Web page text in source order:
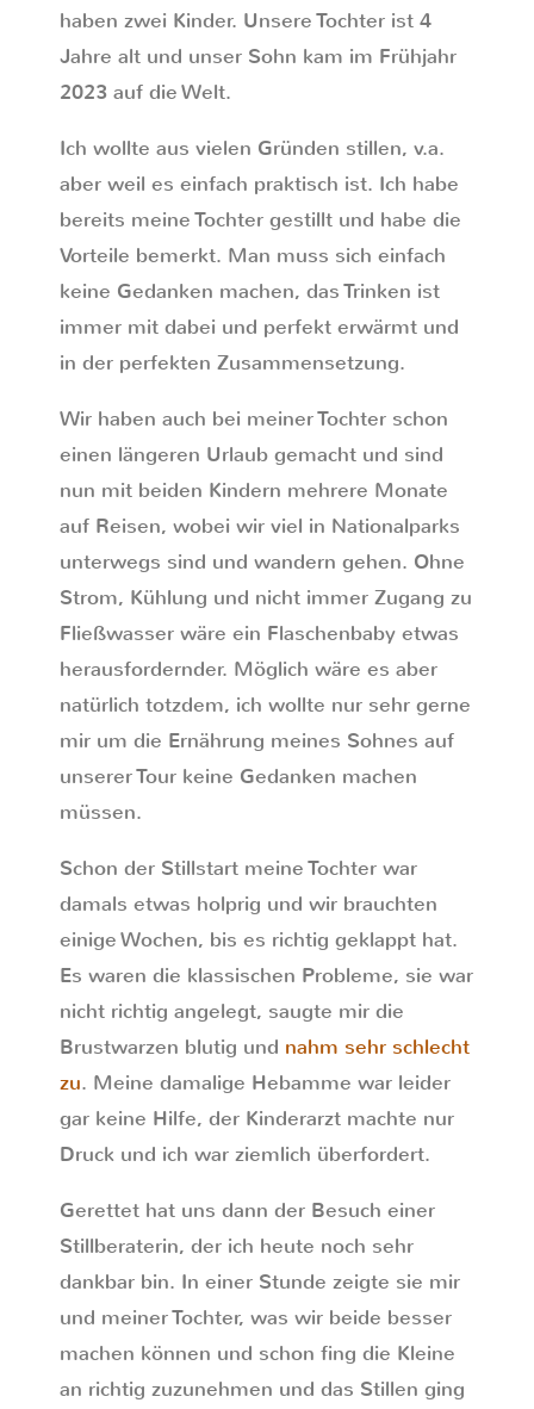
haben zwei Kinder. Unsere Tochter ist 4
Jahre alt und unser Sohn kam im Frühjahr
2023 auf die Welt.
Ich wollte aus vielen Gründen stillen, v.a.
aber weil es einfach praktisch ist. Ich habe
bereits meine Tochter gestillt und habe die
Vorteile bemerkt. Man muss sich einfach
keine Gedanken machen, das Trinken ist
immer mit dabei und perfekt erwärmt und
in der perfekten Zusammensetzung.
Wir haben auch bei meiner Tochter schon
einen längeren Urlaub gemacht und sind
nun mit beiden Kindern mehrere Monate
auf Reisen, wobei wir viel in Nationalparks
unterwegs sind und wandern gehen. Ohne
Strom, Kühlung und nicht immer Zugang zu
Fließwasser wäre ein Flaschenbaby etwas
herausfordernder. Möglich wäre es aber
natürlich totzdem, ich wollte nur sehr gerne
mir um die Ernährung meines Sohnes auf
unserer Tour keine Gedanken machen
müssen.
Schon der Stillstart meine Tochter war
damals etwas holprig und wir brauchten
einige Wochen, bis es richtig geklappt hat.
Es waren die klassischen Probleme, sie war
nicht richtig angelegt, saugte mir die
Brustwarzen blutig und nahm sehr schlecht
zu. Meine damalige Hebamme war leider
gar keine Hilfe, der Kinderarzt machte nur
Druck und ich war ziemlich überfordert.
Gerettet hat uns dann der Besuch einer
Stillberaterin, der ich heute noch sehr
dankbar bin. In einer Stunde zeigte sie mir
und meiner Tochter, was wir beide besser
machen können und schon fing die Kleine
an richtig zuzunehmen und das Stillen ging